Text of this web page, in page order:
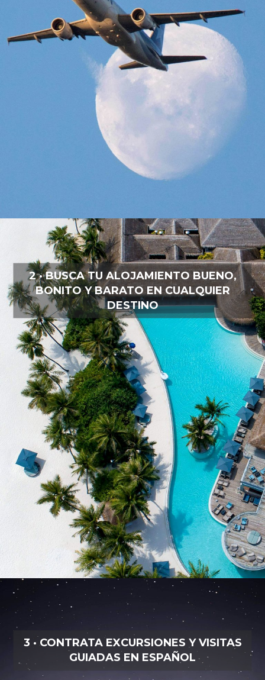
2 · BUSCA TU ALOJAMIENTO BUENO,
BONITO Y BARATO EN CUALQUIER
DESTINO
3 · CONTRATA EXCURSIONES Y VISITAS
GUIADAS EN ESPAÑOL